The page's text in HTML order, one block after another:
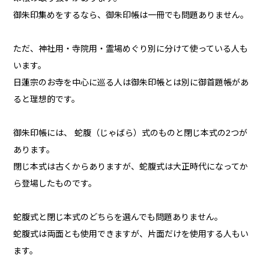
御朱印集めをするなら、御朱印帳は一冊でも問題ありません。
ただ、神社用・寺院用・霊場めぐり別に分けて使っている人も
います。
日蓮宗のお寺を中心に巡る人は御朱印帳とは別に御首題帳があ
ると理想的です。
御朱印帳には、 蛇腹（じゃばら）式のものと閉じ本式の2つが
あります。
閉じ本式は古くからありますが、蛇腹式は大正時代になってか
ら登場したものです。
蛇腹式と閉じ本式のどちらを選んでも問題ありません。
蛇腹式は両面とも使用できますが、片面だけを使用する人もい
ます。